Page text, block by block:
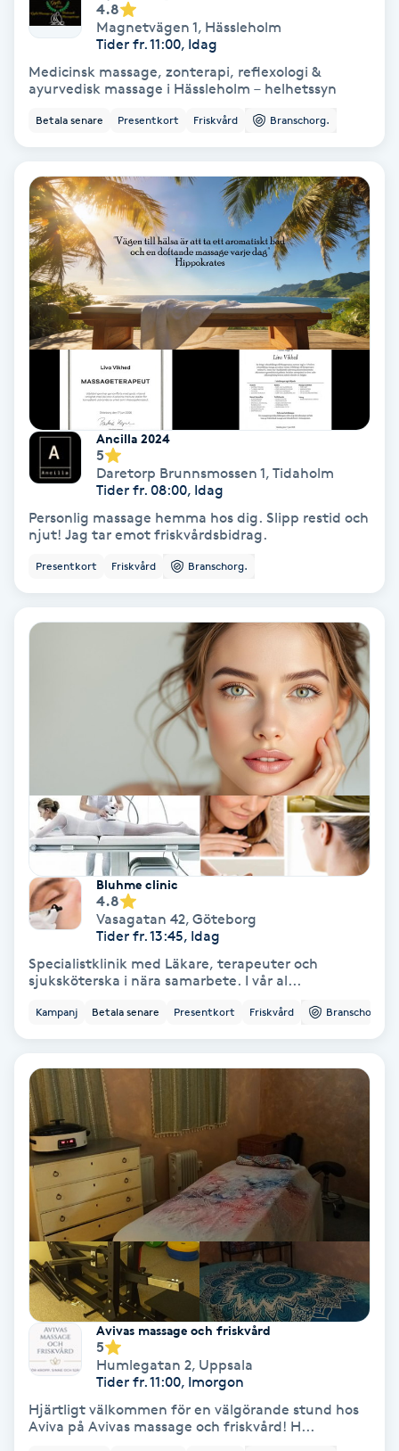
Taktil massage
Tatueringsborttagning
Terapi
Thaimassage
Toning
Torr hårbotten
Torrborstning
Vaxning
Vaxning brasiliansk
Veterinär
Vibrationsmassage
Volymfransar
Vårtor
Yin Yoga
Yoga
Yoga Nidra
Yogamassage
Zonterapi
4.8
Magnetvägen 1, Hässleholm
Tider fr. 11:00, Idag
Medicinsk massage, zonterapi, reflexologi &
ayurvedisk massage i Hässleholm – helhetssyn
Betala senare Presentkort Friskvård Branschorg.
Ancilla 2024
5
Daretorp Brunnsmossen 1, Tidaholm
Tider fr. 08:00, Idag
Personlig massage hemma hos dig. Slipp restid och
njut! Jag tar emot friskvårdsbidrag.
Presentkort Friskvård Branschorg.
Bluhme clinic
4.8
Vasagatan 42, Göteborg
Tider fr. 13:45, Idag
Specialistklinik med Läkare, terapeuter och
sjuksköterska i nära samarbete. I vår al...
Kampanj Betala senare Presentkort Friskvård Branschorg.
Avivas massage och friskvård
5
Humlegatan 2, Uppsala
Tider fr. 11:00, Imorgon
Hjärtligt välkommen för en välgörande stund hos
Aviva på Avivas massage och friskvård! H...